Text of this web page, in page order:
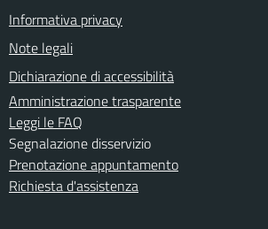
Informativa privacy
Note legali
Dichiarazione di accessibilità
Amministrazione trasparente
Leggi le FAQ
Segnalazione disservizio
Prenotazione appuntamento
Richiesta d'assistenza